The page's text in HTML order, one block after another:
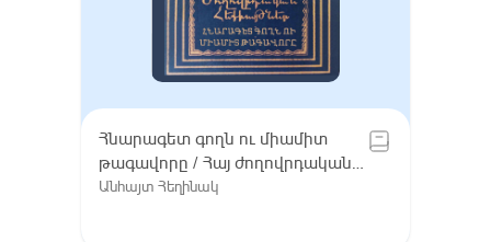
Հնարագետ գողն ու միամիտ
թագավորը / Հայ ժողովրդական
հեքիաթներ, Հատոր VIII /
Անհայտ Հեղինակ